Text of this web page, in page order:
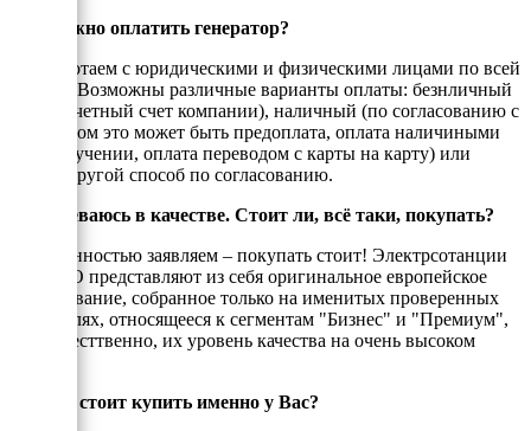
Как можно оплатить генератор?
Мы работаем с юридическими и физическими лицами по всей
России. Возможны различные варианты оплаты: безнличный
(на рассчетный счет компании), наличный (по согласованию с
енеджером это может быть предоплата, оплата наличиными
при получении, оплата переводом с карты на карту) или
любой другой способ по согласованию.
Я сомневаюсь в качестве. Стоит ли, всё таки, покупать?
С уверенностью заявляем – покупать стоит! Электрсотанции
ЭНЕРГО представляют из себя оригинальное европейское
оборудование, собранное только на именитых проверенных
двигателях, относящееся к сегментам "Бизнес" и "Премиум",
а, ссотвесттвенно, их уровень качества на очень высоком
Почему стоит купить именно у Вас?